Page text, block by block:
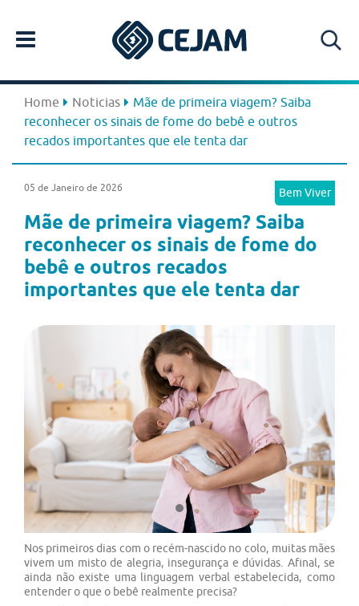
Home Noticias
Mãe de primeira viagem? Saiba
reconhecer os sinais de fome do bebê e outros
recados importantes que ele tenta dar
Bem Viver
05 de Janeiro de 2026
Mãe de primeira viagem? Saiba
reconhecer os sinais de fome do
bebê e outros recados
importantes que ele tenta dar
Previous Next
Nos primeiros dias com o recém-nascido no colo, muitas mães
vivem um misto de alegria, insegurança e dúvidas. Afinal, se
ainda não existe uma linguagem verbal estabelecida, como
entender o que o bebê realmente precisa?